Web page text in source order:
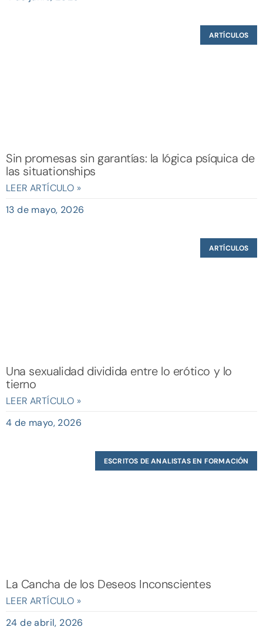
ARTÍCULOS
Sin promesas sin garantías: la lógica psíquica de
las situationships
LEER ARTÍCULO »
13 de mayo, 2026
ARTÍCULOS
Una sexualidad dividida entre lo erótico y lo
tierno
LEER ARTÍCULO »
4 de mayo, 2026
ESCRITOS DE ANALISTAS EN FORMACIÓN
La Cancha de los Deseos Inconscientes
LEER ARTÍCULO »
24 de abril, 2026